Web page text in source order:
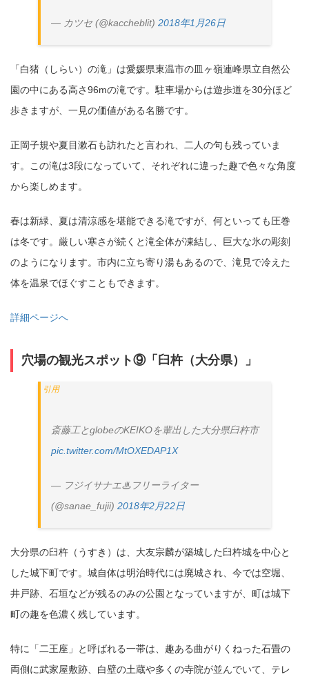
— カツセ (@kaccheblit) 2018年1月26日
「白猪（しらい）の滝」は愛媛県東温市の皿ヶ嶺連峰県立自然公
園の中にある高さ96mの滝です。駐車場からは遊歩道を30分ほど
歩きますが、一見の価値がある名勝です。
正岡子規や夏目漱石も訪れたと言われ、二人の句も残っていま
す。この滝は3段になっていて、それぞれに違った趣で色々な角度
から楽しめます。
春は新緑、夏は清涼感を堪能できる滝ですが、何といっても圧巻
は冬です。厳しい寒さが続くと滝全体が凍結し、巨大な氷の彫刻
のようになります。市内に立ち寄り湯もあるので、滝見で冷えた
体を温泉でほぐすこともできます。
詳細ページへ
穴場の観光スポット⑨「臼杵（大分県）」
斎藤工とglobeのKEIKOを輩出した大分県臼杵市
pic.twitter.com/MtOXEDAP1X
— フジイサナエ♨フリーライター
(@sanae_fujii) 2018年2月22日
大分県の臼杵（うすき）は、大友宗麟が築城した臼杵城を中心と
した城下町です。城自体は明治時代には廃城され、今では空堀、
井戸跡、石垣などが残るのみの公園となっていますが、町は城下
町の趣を色濃く残しています。
特に「二王座」と呼ばれる一帯は、趣ある曲がりくねった石畳の
両側に武家屋敷跡、白壁の土蔵や多くの寺院が並んでいて、テレ